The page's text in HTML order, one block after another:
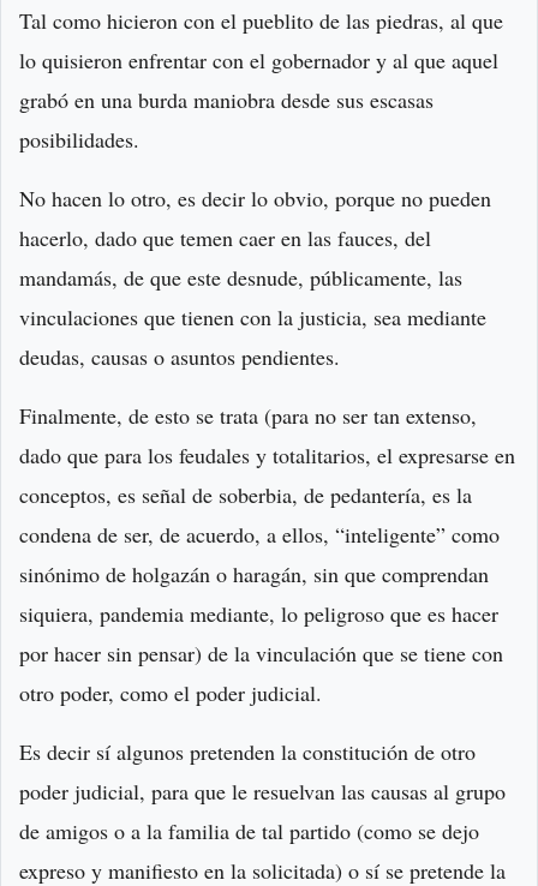
Tal como hicieron con el pueblito de las piedras, al que
lo quisieron enfrentar con el gobernador y al que aquel
grabó en una burda maniobra desde sus escasas
posibilidades.
No hacen lo otro, es decir lo obvio, porque no pueden
hacerlo, dado que temen caer en las fauces, del
mandamás, de que este desnude, públicamente, las
vinculaciones que tienen con la justicia, sea mediante
deudas, causas o asuntos pendientes.
Finalmente, de esto se trata (para no ser tan extenso,
dado que para los feudales y totalitarios, el expresarse en
conceptos, es señal de soberbia, de pedantería, es la
condena de ser, de acuerdo, a ellos, “inteligente” como
sinónimo de holgazán o haragán, sin que comprendan
siquiera, pandemia mediante, lo peligroso que es hacer
por hacer sin pensar) de la vinculación que se tiene con
otro poder, como el poder judicial.
Es decir sí algunos pretenden la constitución de otro
poder judicial, para que le resuelvan las causas al grupo
de amigos o a la familia de tal partido (como se dejo
expreso y manifiesto en la solicitada) o sí se pretende la